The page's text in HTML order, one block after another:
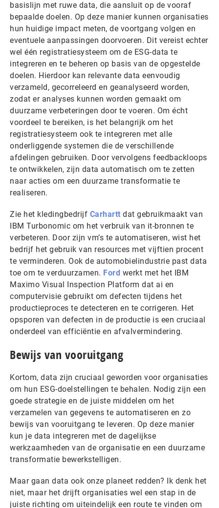
basislijn met ruwe data, die aansluit op de vooraf
bepaalde doelen. Op deze manier kunnen organisaties
hun huidige impact meten, de voortgang volgen en
eventuele aanpassingen doorvoeren. Dit vereist echter
wel één registratiesysteem om de ESG-data te
integreren en te beheren op basis van de opgestelde
doelen. Hierdoor kan relevante data eenvoudig
verzameld, gecorreleerd en geanalyseerd worden,
zodat er analyses kunnen worden gemaakt om
duurzame verbeteringen door te voeren. Om écht
voordeel te bereiken, is het belangrijk om het
registratiesysteem ook te integreren met alle
onderliggende systemen die de verschillende
afdelingen gebruiken. Door vervolgens feedbackloops
te ontwikkelen, zijn data automatisch om te zetten
naar acties om een duurzame transformatie te
realiseren.
Zie het kledingbedrijf Carhartt dat gebruikmaakt van
IBM Turbonomic om het verbruik van it-bronnen te
verbeteren. Door zijn vm’s te automatiseren, wist het
bedrijf het gebruik van resources met vijftien procent
te verminderen. Ook de automobielindustrie past data
toe om te verduurzamen. Ford werkt met het IBM
Maximo Visual Inspection Platform dat ai en
computervisie gebruikt om defecten tijdens het
productieproces te detecteren en te corrigeren. Het
opsporen van defecten in de productie is een cruciaal
onderdeel van efficiëntie en afvalvermindering.
Bewijs van vooruitgang
Kortom, data zijn cruciaal geworden voor organisaties
om hun ESG-doelstellingen te behalen. Nodig zijn een
goede strategie en de juiste middelen om het
verzamelen van gegevens te automatiseren en zo
bewijs van vooruitgang te leveren. Op deze manier
kun je data integreren met de dagelijkse
werkzaamheden van de organisatie en een duurzame
transformatie bewerkstelligen.
Maar gaan data ook onze planeet redden? Ik denk het
niet, maar het drijft organisaties wel een stap in de
juiste richting om uiteindelijk een route te vinden om